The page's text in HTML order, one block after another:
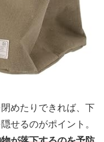
めたりできれば、下
せるのがポイント。